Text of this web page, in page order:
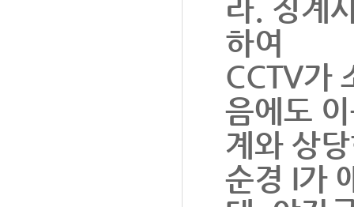
라. 징계
하여
CCTV가
음에도
계와 상
순경 I가